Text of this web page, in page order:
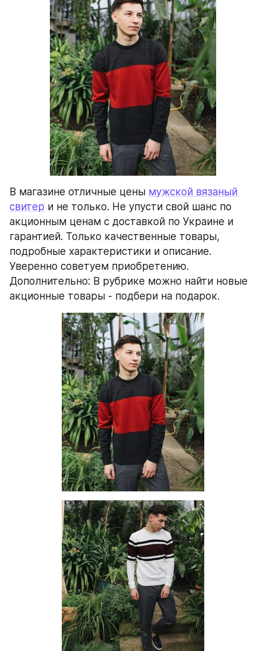
В магазине отличные цены мужской вязаный
свитер и не только. Не упусти свой шанс по
акционным ценам с доставкой по Украине и
гарантией. Только качественные товары,
подробные характеристики и описание.
Уверенно советуем приобретению.
Дополнительно: В рубрике можно найти новые
акционные товары - подбери на подарок.